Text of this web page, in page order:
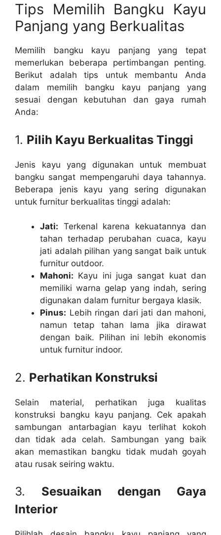
Tips Memilih Bangku Kayu
Panjang yang Berkualitas
Memilih bangku kayu panjang yang tepat
memerlukan beberapa pertimbangan penting.
Berikut adalah tips untuk membantu Anda
dalam memilih bangku kayu panjang yang
sesuai dengan kebutuhan dan gaya rumah
Anda:
1. Pilih Kayu Berkualitas Tinggi
Jenis kayu yang digunakan untuk membuat
bangku sangat mempengaruhi daya tahannya.
Beberapa jenis kayu yang sering digunakan
untuk furnitur berkualitas tinggi adalah:
Jati: Terkenal karena kekuatannya dan
tahan terhadap perubahan cuaca, kayu
jati adalah pilihan yang sangat baik untuk
furnitur outdoor.
Mahoni: Kayu ini juga sangat kuat dan
memiliki warna gelap yang indah, sering
digunakan dalam furnitur bergaya klasik.
Pinus: Lebih ringan dari jati dan mahoni,
namun tetap tahan lama jika dirawat
dengan baik. Pilihan ini lebih ekonomis
untuk furnitur indoor.
2. Perhatikan Konstruksi
Selain material, perhatikan juga kualitas
konstruksi bangku kayu panjang. Cek apakah
sambungan antarbagian kayu terlihat kokoh
dan tidak ada celah. Sambungan yang baik
akan memastikan bangku tidak mudah goyah
atau rusak seiring waktu.
3. Sesuaikan dengan Gaya
Interior